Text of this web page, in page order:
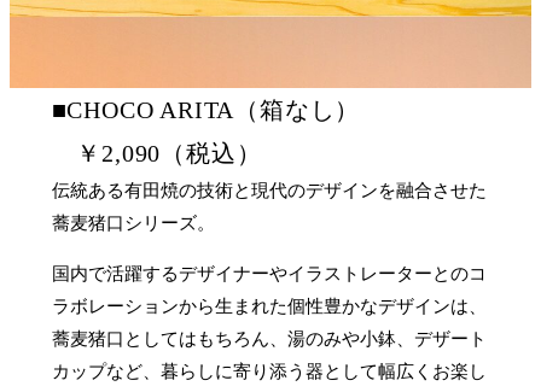
■CHOCO ARITA（箱なし）
￥2,090（税込）
伝統ある有田焼の技術と現代のデザインを融合させた
蕎麦猪口シリーズ。
国内で活躍するデザイナーやイラストレーターとのコ
ラボレーションから生まれた個性豊かなデザインは、
蕎麦猪口としてはもちろん、湯のみや小鉢、デザート
カップなど、暮らしに寄り添う器として幅広くお楽し